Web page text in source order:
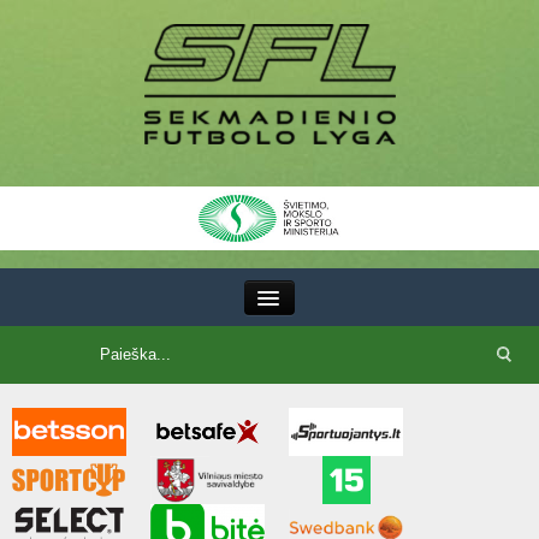
SFL taurė
7x7 CUP